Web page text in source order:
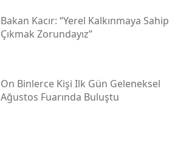
Bakan Kacır: “yerel Kalkınmaya Sahip
Çıkmak Zorundayız”
On Binlerce Kişi Ilk Gün Geleneksel
Ağustos Fuarında Buluştu